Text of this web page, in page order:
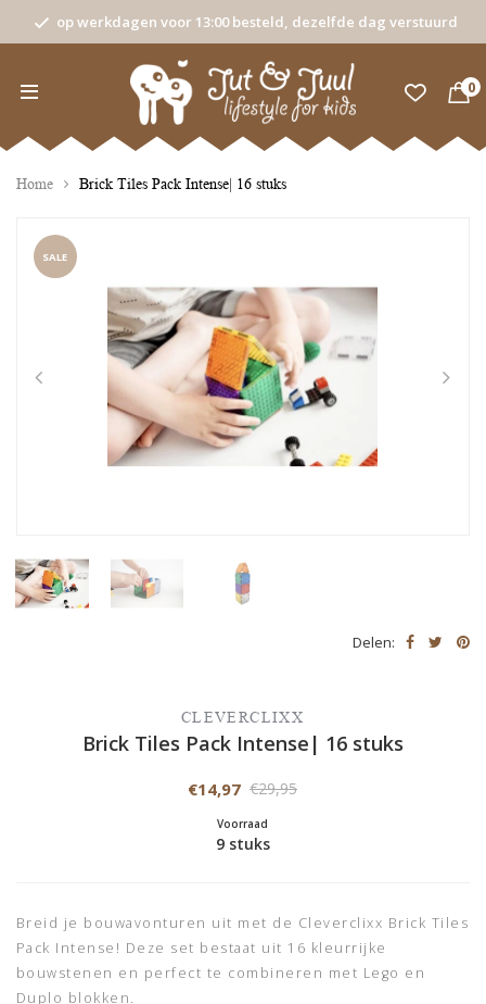
op werkdagen voor 13:00 besteld, dezelfde dag verstuurd
0
Home Brick Tiles Pack Intense| 16 stuks
SALE
Delen:
CLEVERCLIXX
Brick Tiles Pack Intense| 16 stuks
€14,97 €29,95
Voorraad
9 stuks
Breid je bouwavonturen uit met de Cleverclixx Brick Tiles
Pack Intense! Deze set bestaat uit 16 kleurrijke
bouwstenen en perfect te combineren met Lego en
Duplo blokken.